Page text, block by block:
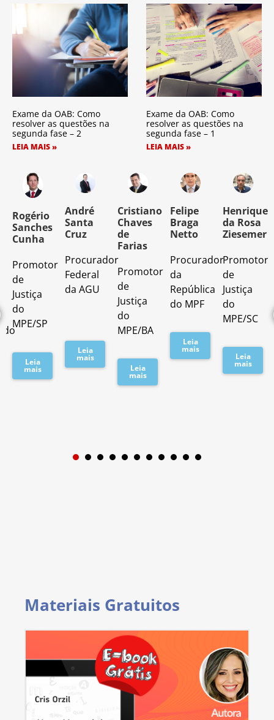
Exame da OAB: Como
resolver as questões na
segunda fase – 2
LEIA MAIS »
Exame da OAB: Como
resolver as questões na
segunda fase – 1
LEIA MAIS »
Rogério
Sanches
Cunha
Promotor
de
Justiça
do
MPE/SP
Leia
mais
André
Santa
Cruz
Procurador
Federal
da AGU
Leia
mais
Cristiano
Chaves
de
Farias
Promotor
de
Justiça
do
MPE/BA
Leia
mais
Felipe
Braga
Netto
Procurador
da
República
do MPF
Leia
mais
Henrique
da Rosa
Ziesemer
Promotor
de
Justiça
do
MPE/SC
Leia
mais
1 2 3
Materiais Gratuitos